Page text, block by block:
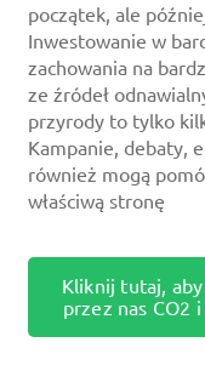
początek, ale
Inwestowanie w
zachowania na
ze źródeł
przyrody to tylko
Kampanie, debaty,
również mogą
właściwą stronę
Kliknij tutaj,
przez nas CO2